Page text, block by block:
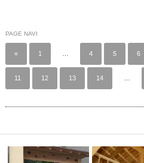
PAGE NAVI
« 1 4 5 6
11 12 13 14